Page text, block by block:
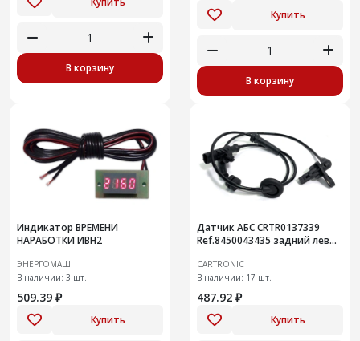
В корзину
Купить
В корзину
Индикатор ВРЕМЕНИ
НАРАБОТКИ ИВН2
ЭНЕРГОМАШ
В наличии: 3 шт.
509.39 ₽
Купить
Датчик АБС CRTR0137339
Ref.8450043435 задний левый
CARTRONIC
В наличии: 17 шт.
487.92 ₽
Купить